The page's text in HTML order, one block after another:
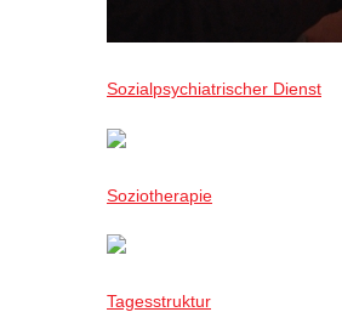
Sozialpsychiatrischer Dienst
Soziotherapie
Tagesstruktur